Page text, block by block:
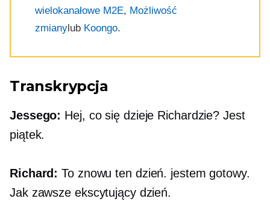
wielokanałowe M2E, Możliwość
zmiany lub Koongo.
Transkrypcja
Jessego: Hej, co się dzieje Richardzie? Jest
piątek.
Richard: To znowu ten dzień. jestem gotowy.
Jak zawsze ekscytujący dzień.